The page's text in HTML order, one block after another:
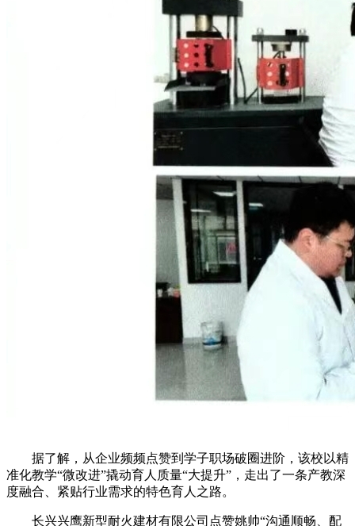
据了解，从企业频频点赞到学子职场破圈进阶，该校以精
准化教学“微改进”撬动育人质量“大提升”，走出了一条产教深
度融合、紧贴行业需求的特色育人之路。
长兴兴鹰新型耐火建材有限公司点赞姚帅“沟通顺畅、配